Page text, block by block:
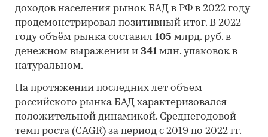
доходов населения рынок БАД в РФ в 2022 году
продемонстрировал позитивный итог. В 2022
году объём рынка составил 105 млрд. руб. в
денежном выражении и 341 млн. упаковок в
натуральном.
На протяжении последних лет объем
российского рынка БАД характеризовался
положительной динамикой. Среднегодовой
темп роста (CAGR) за период с 2019 по 2022 гг.